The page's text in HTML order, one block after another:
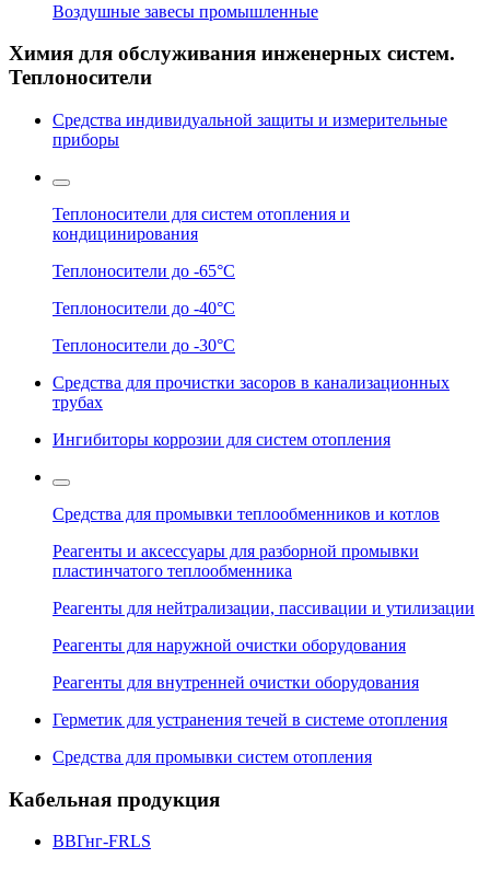
Воздушные завесы промышленные
Химия для обслуживания инженерных систем.
Теплоносители
Средства индивидуальной защиты и измерительные
приборы
Теплоносители для систем отопления и
кондицинирования
Теплоносители до -65°C
Теплоносители до -40°C
Теплоносители до -30°C
Средства для прочистки засоров в канализационных
трубах
Ингибиторы коррозии для систем отопления
Средства для промывки теплообменников и котлов
Реагенты и аксессуары для разборной промывки
пластинчатого теплообменника
Реагенты для нейтрализации, пассивации и утилизации
Реагенты для наружной очистки оборудования
Реагенты для внутренней очистки оборудования
Герметик для устранения течей в системе отопления
Средства для промывки систем отопления
Кабельная продукция
ВВГнг-FRLS